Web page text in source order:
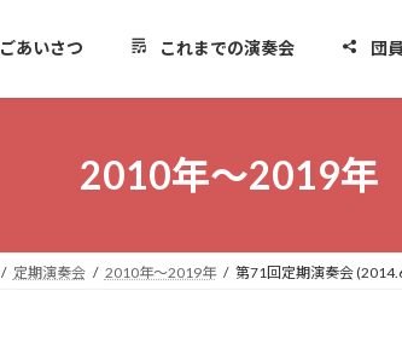
ごあいさつ これまでの演奏会 団
2010年～2019年
定期演奏会 2010年～2019年 第71回定期演奏会